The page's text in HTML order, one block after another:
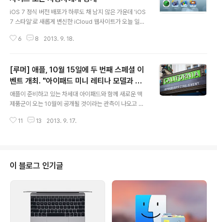
iOS 7 정식 버전 배포가 하루도 채 남지 않은 가운데 'iOS
7 스타일'로 새롭게 변신한 iCloud 웹사이트가 오늘 일반
개발자들에게 미리 선보였는데, 이번에 모든 사용자들에게
단순해진 레이아웃, 더 얇은 서체가 도입되는 등 iOS 7의
사용자 인터페이스를 웹에 그대로 재현한 듯한 모습을 하
고 있습니다. 패럴렉스 느낌이 나는 배경화면 처리나 앱을
전환하거나 닫을 때 재생되는 각종 애니메이션 처리 역시 i
한국어를 완벽하게 지원하며, 일반 사용자에게 순차적으로
6 8 2013. 9. 18.
[루머] 애플, 10월 15일에 두 번째 스페셜 이
벤트 개최. "아이패드 미니 레티나 모델과 하
스웰 기반 맥 제품군 발표 유력'
애플이 준비하고 있는 차세대 아이패드와 함께 새로운 맥
제품군이 오는 10월에 공개될 것이라는 관측이 나오고 있
이벤트가 10월 15일 화요일에 개최될 예정이며, 새로운 아
개최되는 것이 전혀 이례적인 것이 아니라며, 한 번의 행사
로 여러 개의 신제품을 소개해 시장의 주목도를 분산시키
지 않고 따로 행사를 열어 대중의 관심을 이끌어 냈던 전례
가 작년에도 있었다고 설명했습니다. 실제로 애플은 작년
9월에 아이폰5와 새로운 아이팟 시리즈를 출시한데 이어
10월 이벤트에서 4세대 ..
11 13 2013. 9. 17.
이 블로그 인기글